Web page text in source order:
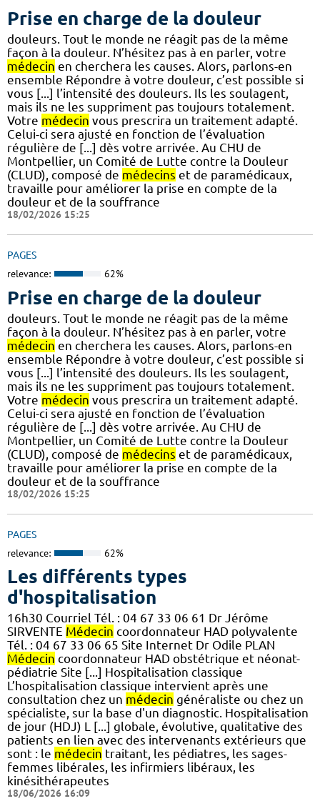
Prise en charge de la douleur
douleurs. Tout le monde ne réagit pas de la même
façon à la douleur. N’hésitez pas à en parler, votre
médecin en cherchera les causes. Alors, parlons-en
ensemble Répondre à votre douleur, c’est possible si
vous [...] l’intensité des douleurs. Ils les soulagent,
mais ils ne les suppriment pas toujours totalement.
Votre médecin vous prescrira un traitement adapté.
Celui-ci sera ajusté en fonction de l’évaluation
régulière de [...] dès votre arrivée. Au CHU de
Montpellier, un Comité de Lutte contre la Douleur
(CLUD), composé de médecins et de paramédicaux,
travaille pour améliorer la prise en compte de la
douleur et de la souffrance
18/02/2026 15:25
PAGES
relevance: 62%
Prise en charge de la douleur
douleurs. Tout le monde ne réagit pas de la même
façon à la douleur. N’hésitez pas à en parler, votre
médecin en cherchera les causes. Alors, parlons-en
ensemble Répondre à votre douleur, c’est possible si
vous [...] l’intensité des douleurs. Ils les soulagent,
mais ils ne les suppriment pas toujours totalement.
Votre médecin vous prescrira un traitement adapté.
Celui-ci sera ajusté en fonction de l’évaluation
régulière de [...] dès votre arrivée. Au CHU de
Montpellier, un Comité de Lutte contre la Douleur
(CLUD), composé de médecins et de paramédicaux,
travaille pour améliorer la prise en compte de la
douleur et de la souffrance
18/02/2026 15:25
PAGES
relevance: 62%
Les différents types
d'hospitalisation
16h30 Courriel Tél. : 04 67 33 06 61 Dr Jérôme
SIRVENTE Médecin coordonnateur HAD polyvalente
Tél. : 04 67 33 06 65 Site Internet Dr Odile PLAN
Médecin coordonnateur HAD obstétrique et néonat-
pédiatrie Site [...] Hospitalisation classique
L’hospitalisation classique intervient après une
consultation chez un médecin généraliste ou chez un
spécialiste, sur la base d'un diagnostic. Hospitalisation
de jour (HDJ) L [...] globale, évolutive, qualitative des
patients en lien avec des intervenants extérieurs que
sont : le médecin traitant, les pédiatres, les sages-
femmes libérales, les infirmiers libéraux, les
kinésithérapeutes
18/06/2026 16:09